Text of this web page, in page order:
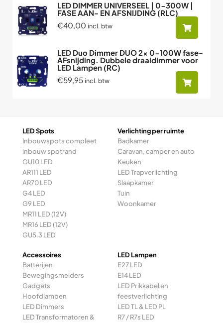
LED DIMMER UNIVERSEEL | 0-300W |
FASE AAN- EN AFSNIJDING (RLC)
€40,00 incl. btw
LED Duo Dimmer DUO 2x 0-100W fase-
AFsnijding. Dubbele draaidimmer voor
LED Lampen (RC)
€59,95 incl. btw
LED Spots
Inbouwspots compleet
inbouw spotrand
GU10 LED
AR111 LED
AR70 LED
G4 LED
G9 LED
MR11 LED (12V)
MR16 LED (12V)
GU5.3 LED
Verlichting per ruimte
Badkamer
Caravan, camper en auto
Keuken
LED Trapverlichting
Slaapkamer
Tuin
Woonkamer
Accessoires
Batterijen
Bewegingsmelders
Gadgets
Hoofdlampen
LED Dimmers
LED Transformatoren &
LED Lampen
E27 LED
E14 LED
LED Prikkabel en
feestverlichting
LED TL & LED PL
R7 / R7s LED